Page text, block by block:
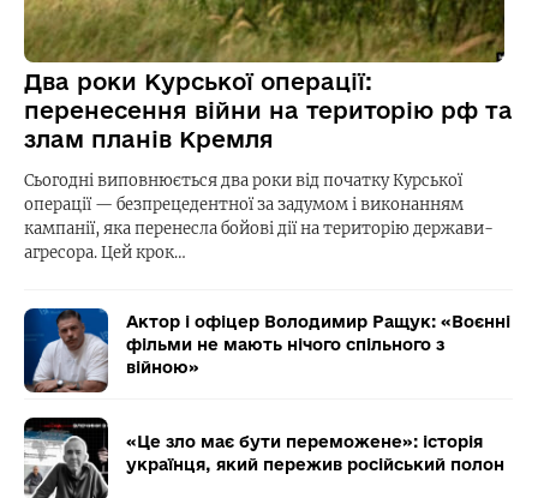
Два роки Курської операції:
перенесення війни на територію рф та
злам планів Кремля
Сьогодні виповнюється два роки від початку Курської
операції — безпрецедентної за задумом і виконанням
кампанії, яка перенесла бойові дії на територію держави-
агресора. Цей крок…
Актор і офіцер Володимир Ращук: «Воєнні
фільми не мають нічого спільного з
війною»
«Це зло має бути переможене»: історія
українця, який пережив російський полон